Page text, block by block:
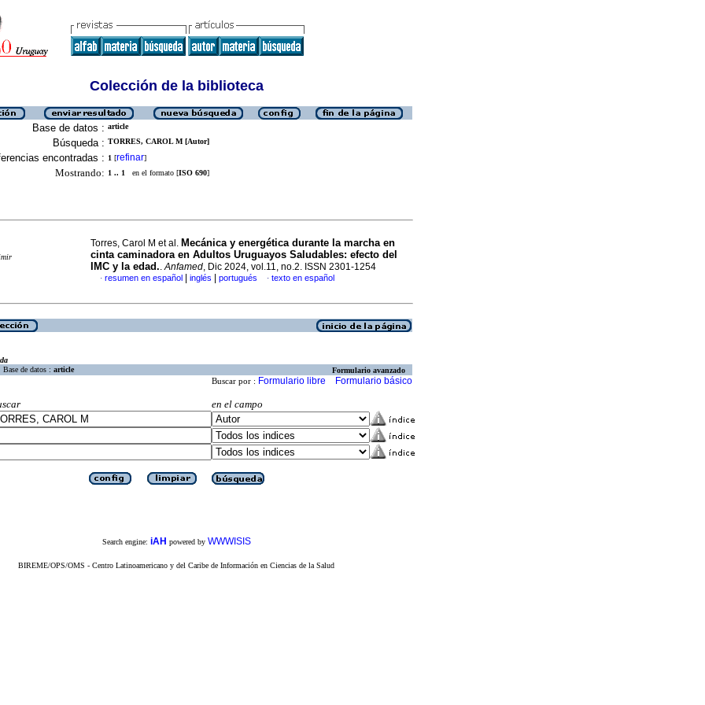
Colección de la biblioteca
Base de datos : article
Búsqueda : TORRES, CAROL M [Autor]
encontradas : 1 [refinar]
Mostrando: 1 .. 1 en el formato [ISO 690]
Torres, Carol M et al. Mecánica y energética durante la marcha en
cinta caminadora en Adultos Uruguayos Saludables: efecto del
IMC y la edad..Anfamed, Dic 2024, vol.11, no.2. ISSN 2301-1254
· resumen en español inglés portugués · texto en español
Base de datos : article Formulario avanzado
Buscar por : Formulario libre Formulario básico
en el campo
Search engine: iAH powered by WWWISIS
BIREME/OPS/OMS - Centro Latinoamericano y del Caribe de Información en Ciencias de la Salud